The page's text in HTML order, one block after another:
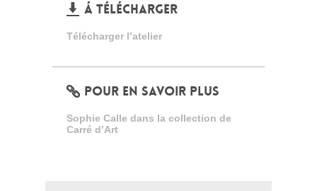
Á TÉLÉCHARGER
Télécharger l’atelier
POUR EN SAVOIR PLUS
Sophie Calle dans la collection de
Carré d’Art